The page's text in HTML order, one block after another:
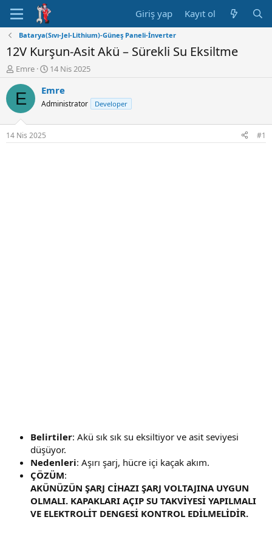
Giriş yap Kayıt ol
Batarya(Sıvı-Jel-Lithium)-Güneş Paneli-İnverter
12V Kurşun-Asit Akü – Sürekli Su Eksiltme
K
n
u
y
u
B
a
Emre
B
ş
l
n
ı
14 Nis 2025
E Emre
Administrator Developer
14 Nis 2025 #1
Belirtiler: Akü sık sık su eksiltiyor ve asit seviyesi
düşüyor.
Nedenleri: Aşırı şarj, hücre içi kaçak akım.
ÇÖZÜM:
AKÜNÜZÜN ŞARJ CİHAZI ŞARJ VOLTAJINA UYGUN
OLMALI. KAPAKLARI AÇIP SU TAKVİYESİ YAPILMALI
VE ELEKTROLİT DENGESİ KONTROL EDİLMELİDİR.